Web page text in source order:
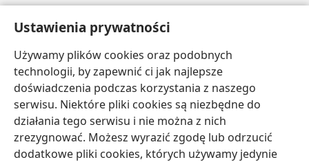
Ustawienia prywatności
Używamy plików cookies oraz podobnych
technologii, by zapewnić ci jak najlepsze
doświadczenia podczas korzystania z naszego
serwisu. Niektóre pliki cookies są niezbędne do
działania tego serwisu i nie można z nich
zrezygnować. Możesz wyrazić zgodę lub odrzucić
dodatkowe pliki cookies, których używamy jedynie
Darowizny
(opens
new
window)BIBLIOTEKA INTERNETOWA Strażnicy
(opens
new
window)JW Hub
(opens
new
window)JW Library